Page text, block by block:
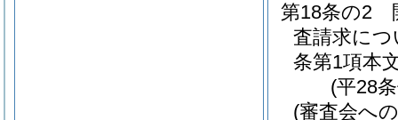
第18条の2
査請求に
条第1項本
(平28
(審査会へ